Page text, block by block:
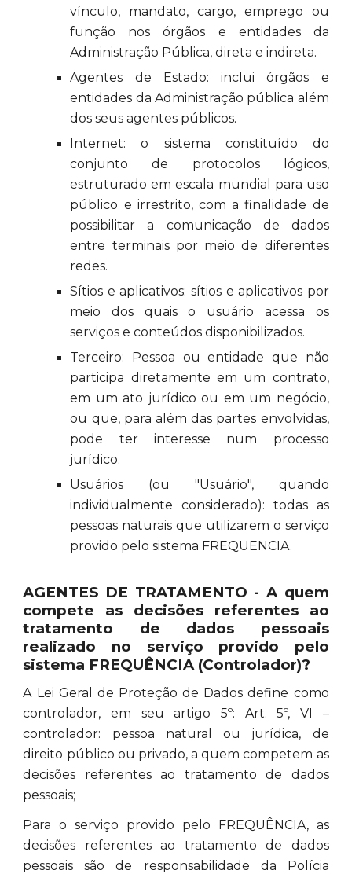
vínculo, mandato, cargo, emprego ou
função nos órgãos e entidades da
Administração Pública, direta e indireta.
Agentes de Estado: inclui órgãos e
entidades da Administração pública além
dos seus agentes públicos.
Internet: o sistema constituído do
conjunto de protocolos lógicos,
estruturado em escala mundial para uso
público e irrestrito, com a finalidade de
possibilitar a comunicação de dados
entre terminais por meio de diferentes
redes.
Sítios e aplicativos: sítios e aplicativos por
meio dos quais o usuário acessa os
serviços e conteúdos disponibilizados.
Terceiro: Pessoa ou entidade que não
participa diretamente em um contrato,
em um ato jurídico ou em um negócio,
ou que, para além das partes envolvidas,
pode ter interesse num processo
jurídico.
Usuários (ou "Usuário", quando
individualmente considerado): todas as
pessoas naturais que utilizarem o serviço
provido pelo sistema FREQUENCIA.
AGENTES DE TRATAMENTO - A quem
compete as decisões referentes ao
tratamento de dados pessoais
realizado no serviço provido pelo
sistema FREQUÊNCIA (Controlador)?
A Lei Geral de Proteção de Dados define como
controlador, em seu artigo 5º: Art. 5º, VI –
controlador: pessoa natural ou jurídica, de
direito público ou privado, a quem competem as
decisões referentes ao tratamento de dados
pessoais;
Para o serviço provido pelo FREQUÊNCIA, as
decisões referentes ao tratamento de dados
pessoais são de responsabilidade da Polícia